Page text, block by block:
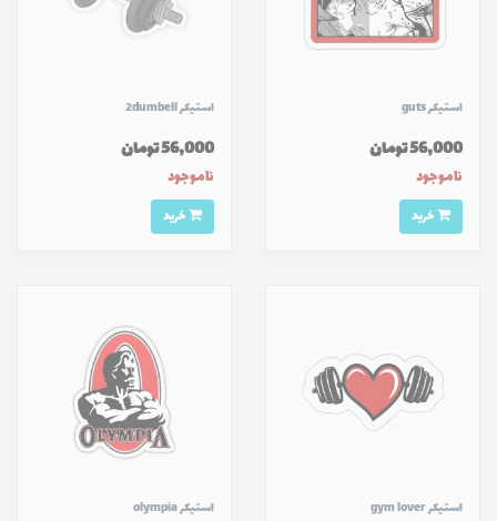
استیکر guts
56,000 تومان
ناموجود
استیکر 2dumbell
56,000 تومان
ناموجود
استیکر gym lover استیکر olympia